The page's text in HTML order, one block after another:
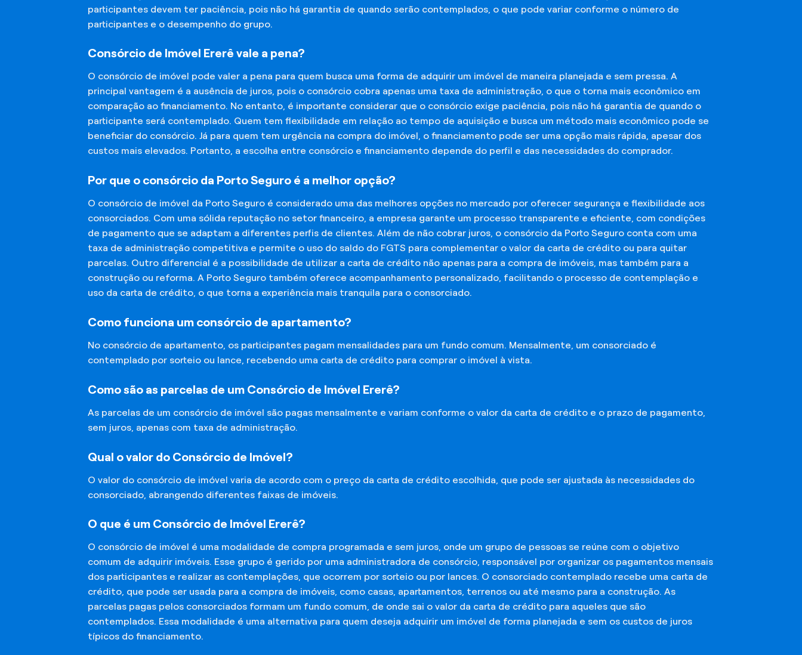
participantes devem ter paciência, pois não há garantia de quando serão contemplados, o que pode variar conforme o número de
participantes e o desempenho do grupo.
Consórcio de Imóvel Ererê vale a pena?
O consórcio de imóvel pode valer a pena para quem busca uma forma de adquirir um imóvel de maneira planejada e sem pressa. A
principal vantagem é a ausência de juros, pois o consórcio cobra apenas uma taxa de administração, o que o torna mais econômico em
comparação ao financiamento. No entanto, é importante considerar que o consórcio exige paciência, pois não há garantia de quando o
participante será contemplado. Quem tem flexibilidade em relação ao tempo de aquisição e busca um método mais econômico pode se
beneficiar do consórcio. Já para quem tem urgência na compra do imóvel, o financiamento pode ser uma opção mais rápida, apesar dos
custos mais elevados. Portanto, a escolha entre consórcio e financiamento depende do perfil e das necessidades do comprador.
Por que o consórcio da Porto Seguro é a melhor opção?
O consórcio de imóvel da Porto Seguro é considerado uma das melhores opções no mercado por oferecer segurança e flexibilidade aos
consorciados. Com uma sólida reputação no setor financeiro, a empresa garante um processo transparente e eficiente, com condições
de pagamento que se adaptam a diferentes perfis de clientes. Além de não cobrar juros, o consórcio da Porto Seguro conta com uma
taxa de administração competitiva e permite o uso do saldo do FGTS para complementar o valor da carta de crédito ou para quitar
parcelas. Outro diferencial é a possibilidade de utilizar a carta de crédito não apenas para a compra de imóveis, mas também para a
construção ou reforma. A Porto Seguro também oferece acompanhamento personalizado, facilitando o processo de contemplação e
uso da carta de crédito, o que torna a experiência mais tranquila para o consorciado.
Como funciona um consórcio de apartamento?
No consórcio de apartamento, os participantes pagam mensalidades para um fundo comum. Mensalmente, um consorciado é
contemplado por sorteio ou lance, recebendo uma carta de crédito para comprar o imóvel à vista.
Como são as parcelas de um Consórcio de Imóvel Ererê?
As parcelas de um consórcio de imóvel são pagas mensalmente e variam conforme o valor da carta de crédito e o prazo de pagamento,
sem juros, apenas com taxa de administração.
Qual o valor do Consórcio de Imóvel?
O valor do consórcio de imóvel varia de acordo com o preço da carta de crédito escolhida, que pode ser ajustada às necessidades do
consorciado, abrangendo diferentes faixas de imóveis.
O que é um Consórcio de Imóvel Ererê?
O consórcio de imóvel é uma modalidade de compra programada e sem juros, onde um grupo de pessoas se reúne com o objetivo
comum de adquirir imóveis. Esse grupo é gerido por uma administradora de consórcio, responsável por organizar os pagamentos mensais
dos participantes e realizar as contemplações, que ocorrem por sorteio ou por lances. O consorciado contemplado recebe uma carta de
crédito, que pode ser usada para a compra de imóveis, como casas, apartamentos, terrenos ou até mesmo para a construção. As
parcelas pagas pelos consorciados formam um fundo comum, de onde sai o valor da carta de crédito para aqueles que são
contemplados. Essa modalidade é uma alternativa para quem deseja adquirir um imóvel de forma planejada e sem os custos de juros
típicos do financiamento.